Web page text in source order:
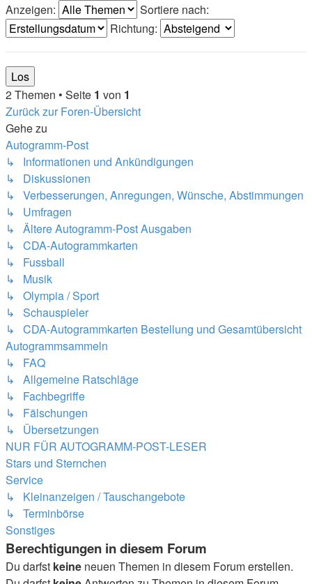
Anzeigen:
Sortiere nach:
Richtung:
2 Themen • Seite 1 von 1
Zurück zur Foren-Übersicht
Gehe zu
Autogramm-Post
↳ Informationen und Ankündigungen
↳ Diskussionen
↳ Verbesserungen, Anregungen, Wünsche, Abstimmungen
↳ Umfragen
↳ Ältere Autogramm-Post Ausgaben
↳ CDA-Autogrammkarten
↳ Fussball
↳ Musik
↳ Olympia / Sport
↳ Schauspieler
↳ CDA-Autogrammkarten Bestellung und Gesamtübersicht
Autogrammsammeln
↳ FAQ
↳ Allgemeine Ratschläge
↳ Fachbegriffe
↳ Fälschungen
↳ Übersetzungen
NUR FÜR AUTOGRAMM-POST-LESER
Stars und Sternchen
Service
↳ Kleinanzeigen / Tauschangebote
↳ Terminbörse
Sonstiges
Berechtigungen in diesem Forum
Du darfst keine neuen Themen in diesem Forum erstellen.